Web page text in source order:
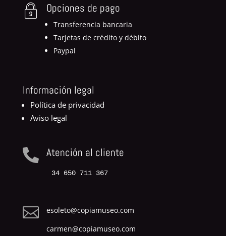
Opciones de pago
Transferencia bancaria
Tarjetas de crédito y débito
Paypal
Información legal
Política de privacidad
Aviso legal
 Atención al cliente
34 650 711 367

esoleto@copiamuseo.com
carmen@copiamuseo.com